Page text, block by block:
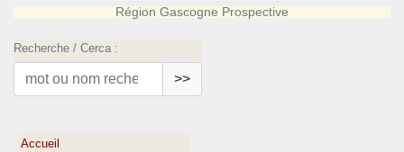
Région Gascogne Prospective
Recherche / Cerca :
>>
Accueil